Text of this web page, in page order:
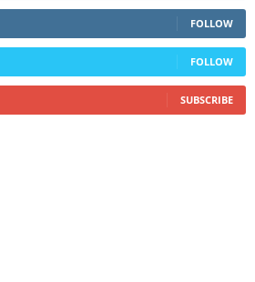
FOLLOW
FOLLOW
SUBSCRIBE